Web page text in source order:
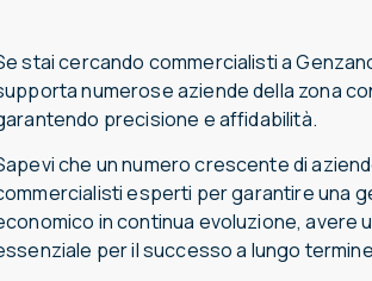
stai cercando commercialisti a
numerose aziende della zona
precisione e affidabilità.
che un numero crescente di
esperti per garantire una
in continua evoluzione, avere
per il successo a lungo